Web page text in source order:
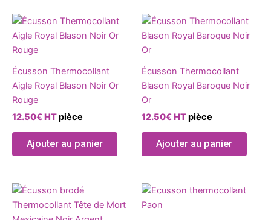
Écusson Thermocollant
Aigle Royal Blason Noir Or
Rouge
12.50€ HTpièce
Ajouter au panier
Écusson Thermocollant
Blason Royal Baroque Noir
Or
12.50€ HTpièce
Ajouter au panier